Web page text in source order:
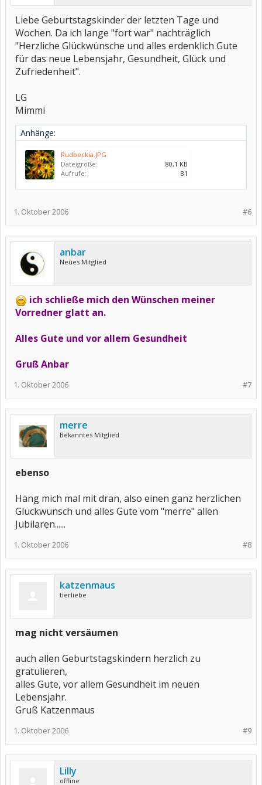
Liebe Geburtstagskinder der letzten Tage und
Wochen. Da ich lange "fort war" nachträglich
"Herzliche Glückwünsche und alles erdenklich Gute
für das neue Lebensjahr, Gesundheit, Glück und
Zufriedenheit".
LG
Mimmi
Anhänge:
Rudbeckia.JPG
Dateigröße:
80,1 KB
Aufrufe:
81
#6
1. Oktober 2006
anbar
Neues Mitglied
ich schließe mich den Wünschen meiner
Vorredner glatt an.
Alles Gute und vor allem Gesundheit
Gruß Anbar
#7
1. Oktober 2006
merre
Bekanntes Mitglied
ebenso
Häng mich mal mit dran, also einen ganz herzlichen
Glückwunsch und alles Gute vom "merre" allen
Jubilaren......
#8
1. Oktober 2006
katzenmaus
tierliebe
mag nicht versäumen
auch allen Geburtstagskindern herzlich zu
gratulieren,
alles Gute, vor allem Gesundheit im neuen
Lebensjahr.
Gruß Katzenmaus
#9
1. Oktober 2006
Lilly
offline